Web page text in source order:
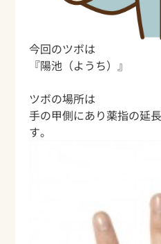
今回のツボは
『陽池（ようち）』
ツボの場所は
手の甲側にあり薬指の延
す。